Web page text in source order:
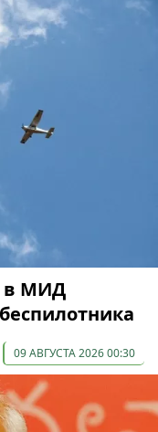
в МИД
09 АВГУСТА 2026 00:30